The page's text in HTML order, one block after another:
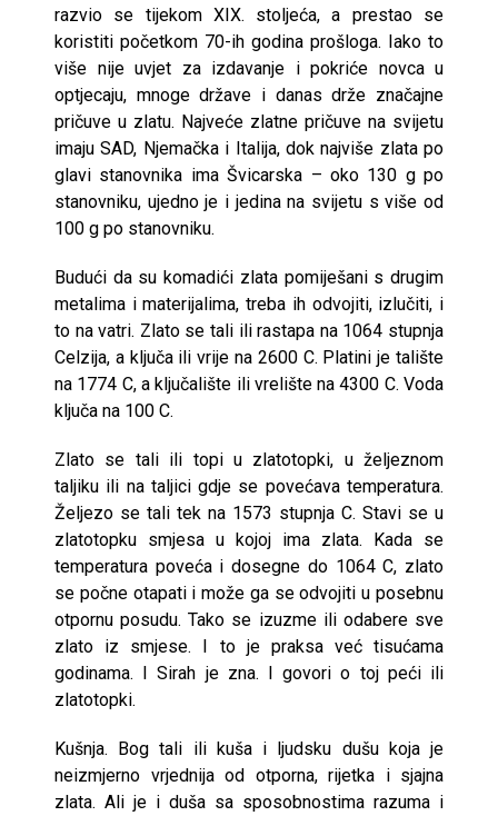
razvio se tijekom XIX. stoljeća, a prestao se
koristiti početkom 70-ih godina prošloga. Iako to
više nije uvjet za izdavanje i pokriće novca u
optjecaju, mnoge države i danas drže značajne
pričuve u zlatu. Najveće zlatne pričuve na svijetu
imaju SAD, Njemačka i Italija, dok najviše zlata po
glavi stanovnika ima Švicarska – oko 130 g po
stanovniku, ujedno je i jedina na svijetu s više od
100 g po stanovniku.
Budući da su komadići zlata pomiješani s drugim
metalima i materijalima, treba ih odvojiti, izlučiti, i
to na vatri. Zlato se tali ili rastapa na 1064 stupnja
Celzija, a ključa ili vrije na 2600 C. Platini je talište
na 1774 C, a ključalište ili vrelište na 4300 C. Voda
ključa na 100 C.
Zlato se tali ili topi u zlatotopki, u željeznom
taljiku ili na taljici gdje se povećava temperatura.
Željezo se tali tek na 1573 stupnja C. Stavi se u
zlatotopku smjesa u kojoj ima zlata. Kada se
temperatura poveća i dosegne do 1064 C, zlato
se počne otapati i može ga se odvojiti u posebnu
otpornu posudu. Tako se izuzme ili odabere sve
zlato iz smjese. I to je praksa već tisućama
godinama. I Sirah je zna. I govori o toj peći ili
zlatotopki.
Kušnja. Bog tali ili kuša i ljudsku dušu koja je
neizmjerno vrjednija od otporna, rijetka i sjajna
zlata. Ali je i duša sa sposobnostima razuma i